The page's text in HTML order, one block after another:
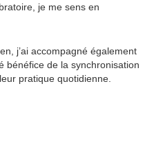
je me sens en
j’ai accompagné également
bénéfice de la synchronisation
pratique quotidienne.